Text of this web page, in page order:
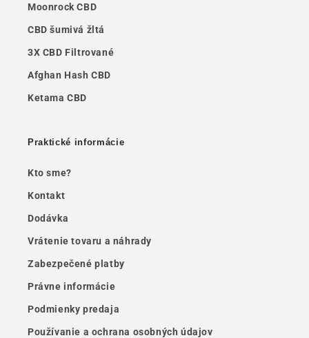
Moonrock CBD
CBD šumivá žltá
3X CBD Filtrované
Afghan Hash CBD
Ketama CBD
Praktické informácie
Kto sme?
Kontakt
Dodávka
Vrátenie tovaru a náhrady
Zabezpečené platby
Právne informácie
Podmienky predaja
Používanie a ochrana osobných údajov